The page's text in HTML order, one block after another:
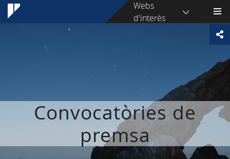
Webs
d'interès
Convocatòries de
premsa